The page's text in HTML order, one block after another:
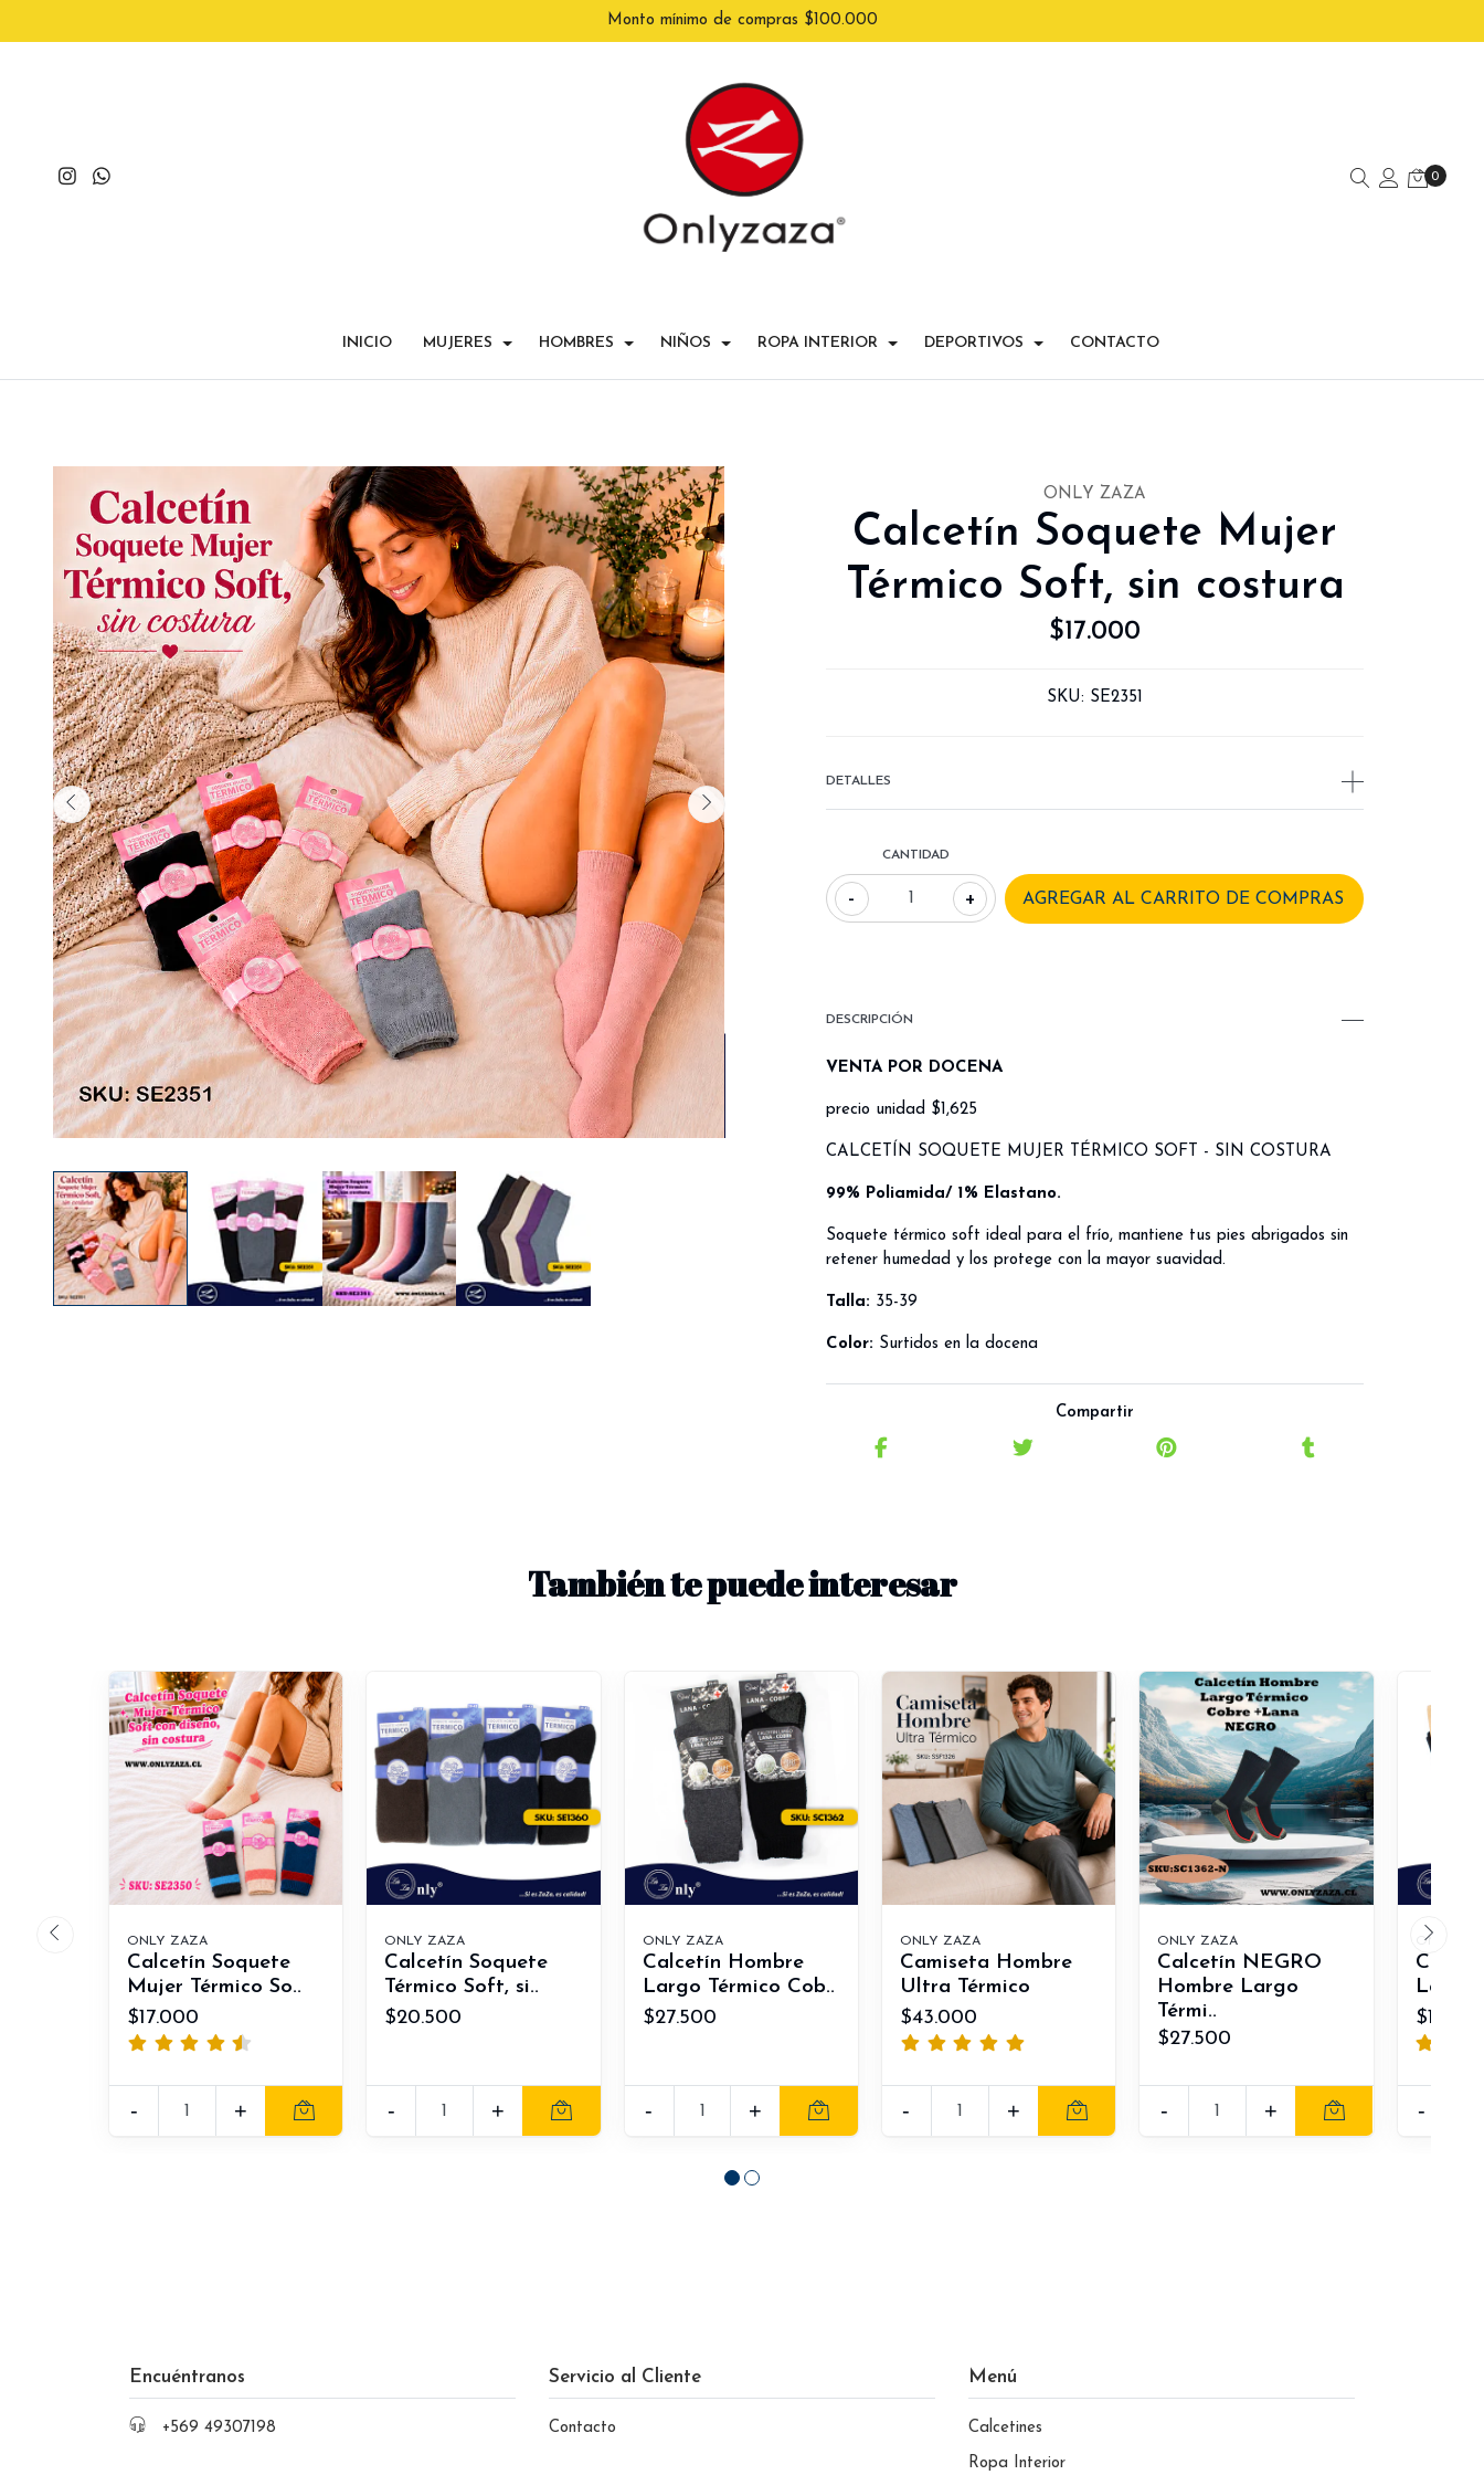
Monto mínimo de compras $100.000
0
INICIO MUJERES HOMBRES NIÑOS ROPA INTERIOR DEPORTIVOS CONTACTO
ONLY ZAZA
Calcetín Soquete Mujer
Térmico Soft, sin costura
$17.000
SKU: SE2351
DETALLES
CANTIDAD
- +
DESCRIPCIÓN
VENTA POR DOCENA
precio unidad $1,625
CALCETÍN SOQUETE MUJER TÉRMICO SOFT - SIN COSTURA
99% Poliamida/ 1% Elastano.
Soquete térmico soft ideal para el frío, mantiene tus pies abrigados sin
retener humedad y los protege con la mayor suavidad.
Talla: 35-39
Color: Surtidos en la docena
Compartir
También te puede interesar
ONLY ZAZA
Calcetín Soquete
Mujer Térmico So..
$17.000
- +
ONLY ZAZA
Calcetín Soquete
Térmico Soft, si..
$20.500
- +
ONLY ZAZA
Calcetín Hombre
Largo Térmico Cob..
$27.500
- +
ONLY ZAZA
Camiseta Hombre
Ultra Térmico
$43.000
- +
ONLY ZAZA
Calcetín NEGRO
Hombre Largo
Térmi..
$27.500
- +
ONLY
Largo
-
Encuéntranos
+569 49307198
Servicio al Cliente
Contacto
Menú
Calcetines
Ropa Interior